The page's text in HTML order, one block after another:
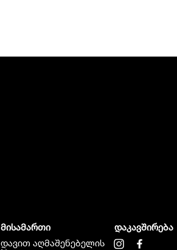
მისამართი
დავით აღმაშენებელის
დაკავშირება